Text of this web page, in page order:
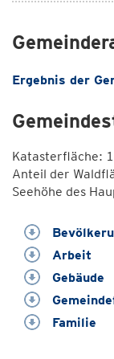
Ergebnis der
Katasterfläche:
Anteil der
Seehöhe des
Arbeit
Gebäude
Familie